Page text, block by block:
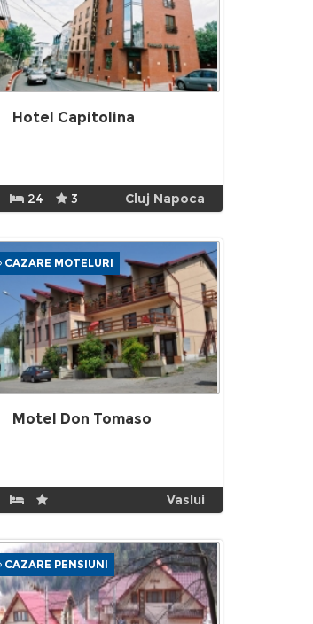
Hotel Capitolina
24 3 Cluj Napoca
CAZARE MOTELURI
Motel Don Tomaso
Vaslui
CAZARE PENSIUNI